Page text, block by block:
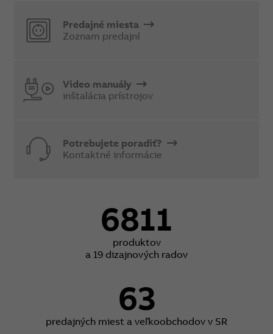
Predajné miesta
Zoznam predajní
Video manuály
inštalácia prístrojov
Potrebujete poradiť?
Kontaktné informácie
6811
produktov
a 19 dizajnových radov
63
predajných miest a veľkoobchodov v SR